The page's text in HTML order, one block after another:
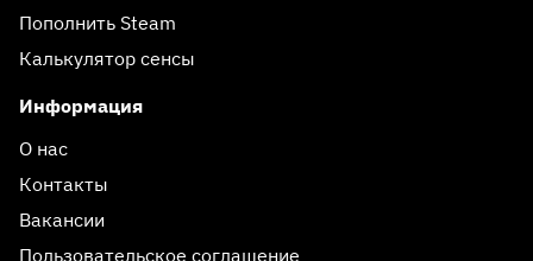
Пополнить Steam
Калькулятор сенсы
Информация
О нас
Контакты
Вакансии
Пользовательское соглашение